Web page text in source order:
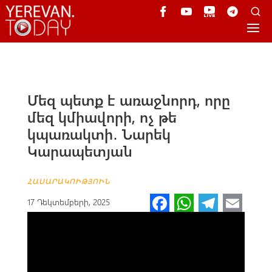
Մեզ պետք է առաջնորդ, որը
մեզ կմիավորի, ոչ թե
կպառակտի․ Նարեկ
Կարապետյան
ՀԱՍԱՐԱԿՈՒԹՅՈՒՆ
17 Դեկտեմբերի, 2025 Fa W Te